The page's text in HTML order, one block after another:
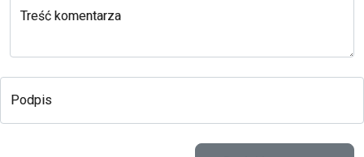
Treść komentarza
Podpis